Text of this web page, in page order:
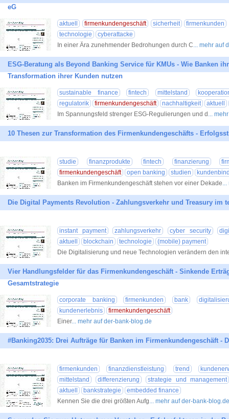
eG
aktuell firmenkundengeschäft sicherheit
firmenkunden
technologie
cyberattacke
In einer Ära zunehmender Bedrohungen durch C... mehr auf
ESG-Beratung als Beyond Banking Service für KMUs - Wie Banken
Transformation ihrer Kunden nutzen
sustainable finance fintech mittelstand
regulatorik
firmenkundengeschäft nachhaltigkeit
aktuell
Im Spannungsfeld strenger ESG-Regulierungen und d ...
10 Thesen zur Transformation des Firmenkundengeschäfts -
studie finanzprodukte fintech finanzierung
firmenkundengeschäft
open banking studien
Banken im Firmenkundengeschäft stehen vor einer Dekade
Die Digital Payments Revolution - Zahlungsverkehr und Treasury im
instant payment zahlungsverkehr cyber security
aktuell
blockchain technologie
(mobile) payment
Die Digitalisierung und neue Technologien verändern den
Vier Handlungsfelder für das Firmenkundengeschäft - Sinkende
Gesamtstrategie
corporate banking firmenkunden bank
kundenerlebnis
firmenkundengeschäft
Einer... mehr auf der-bank-blog.de
#Banking2035: Drei Aufträge für Banken im Firmenkundengeschäft -
firmenkunden finanzdienstleistung trend
mittelstand
differenzierung
strategie und management
aktuell
bankstrategie
embedded finance
Kennen Sie die drei größten Aufg... mehr auf der-bank-blog.de